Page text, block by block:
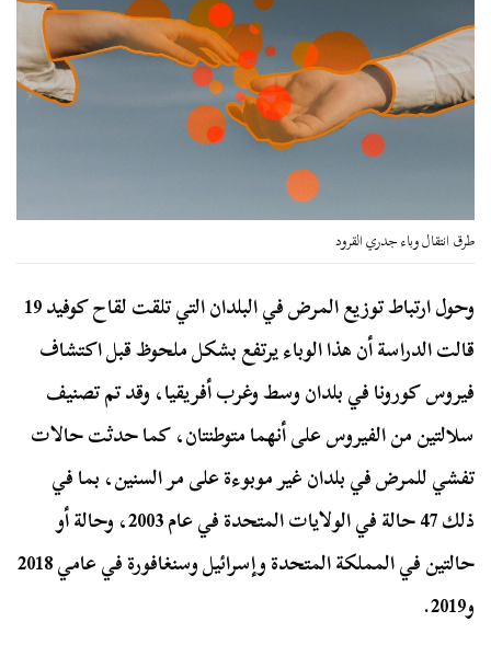
طرق انتقال وباء جدري القرود
وحول ارتباط توزيع المرض في البلدان التي تلقت لقاح كوفيد 19
قالت الدراسة أن هذا الوباء يرتفع بشكل ملحوظ قبل اكتشاف
فيروس كورونا في بلدان وسط وغرب أفريقيا، وقد تم تصنيف
سلالتين من الفيروس على أنهما متوطنتان، كما حدثت حالات
تفشي للمرض في بلدان غير موبوءة على مر السنين، بما في
ذلك 47 حالة في الولايات المتحدة في عام 2003، وحالة أو
حالتين في المملكة المتحدة وإسرائيل وسنغافورة في عامي 2018
و2019.